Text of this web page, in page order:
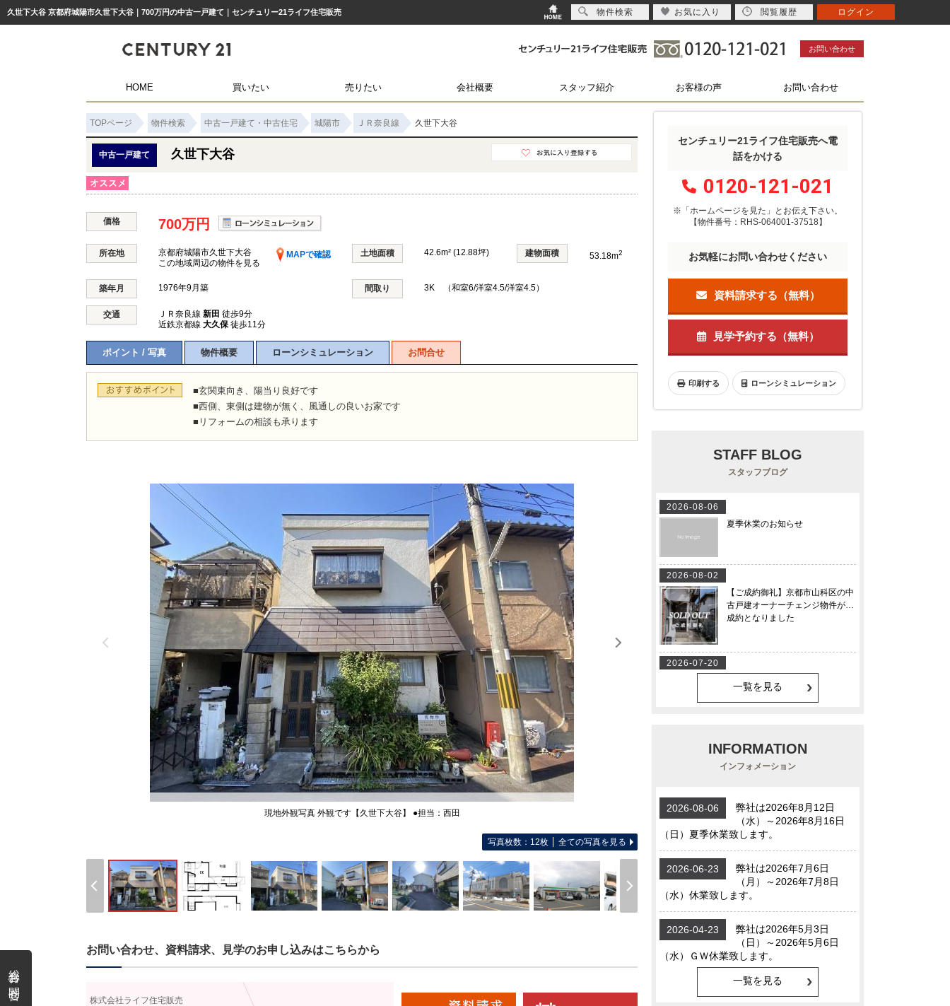
久世下大谷 京都府城陽市久世下大谷｜700万円の中古一戸建て｜センチュリー21ライフ住宅販売
お問い合わせ
HOME 買いたい 売りたい 会社概要 スタッフ紹介 お客様の声 お問い合わせ
TOPページ 物件検索 中古一戸建て・中古住宅 城陽市 ＪＲ奈良線 久世下大谷
中古一戸建て 久世下大谷
価格 700万円
所在地 京都府城陽市久世下大谷
MAPで確認
この地域周辺の物件を見る
土地面積 42.6m² (12.88坪) 建物面積 53.18m2
築年月 1976年9月築 間取り 3K （和室6/洋室4.5/洋室4.5）
交通 ＪＲ奈良線 新田 徒歩9分
近鉄京都線 大久保 徒歩11分
ポイント / 写真 物件概要 ローンシミュレーション お問合せ
■玄関東向き、陽当り良好です
■西側、東側は建物が無く、風通しの良いお家です
■リフォームの相談も承ります
現地外観写真 外観です【久世下大谷】 ●担当：西田 間取り図 間取りです【久世下大
写真枚数：12枚 全ての写真を見る
お問い合わせ、資料請求、見学のお申し込みはこちらから
株式会社ライフ住宅販売
センチュリー21ライフ住宅販売へ電
話をかける
0120-121-021
※「ホームページを見た」 と お伝え下さい。
【物件番号：RHS-064001-37518】
お気軽にお問い合わせください
資料請求する（無料）
見学予約する（無料）
印刷する ローンシミュレーション
STAFF BLOG
スタッフブログ
一覧を見る
INFORMATION
インフォメーション
一覧を見る
総合お問合せ
物件検索 お気に入り 閲覧履歴 ログイン